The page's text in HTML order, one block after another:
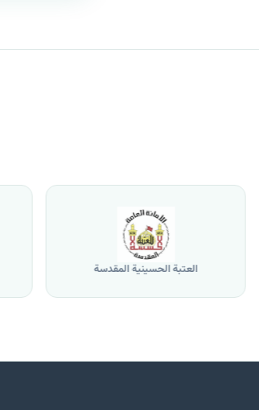
العتبة الحسينية المقدسة